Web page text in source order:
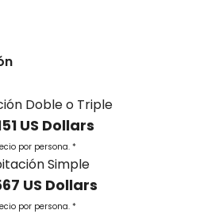
Doble o Triple
US Dollars
por persona. *
Simple
US Dollars
por persona. *